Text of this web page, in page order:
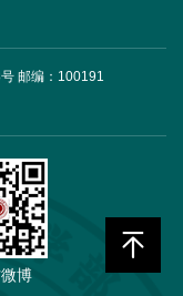
邮编：100191
博